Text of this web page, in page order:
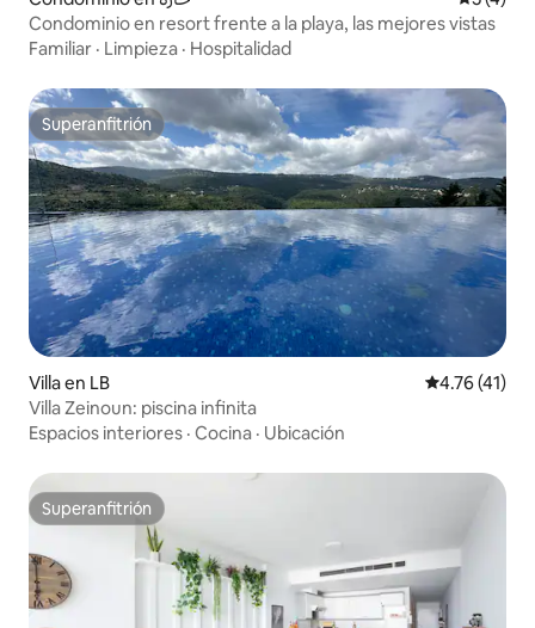
Condominio en resort frente a la playa, las mejores vistas
Familiar · Limpieza · Hospitalidad
Superanfitrión
Superanfitrión
Villa en LB Calificación
4.76 (41)
Villa Zeinoun: piscina infinita
Espacios interiores · Cocina · Ubicación
Superanfitrión
Superanfitrión